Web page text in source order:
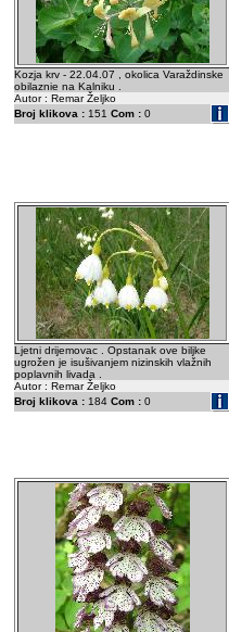
Kozja krv - 22.04.07 , okolica Varaždinske
obilaznie na Kalniku .
Autor : Remar Željko
Broj klikova : 151 Com : 0
Ljetni drijemovac . Opstanak ove biljke
ugrožen je isušivanjem nizinskih vlažnih
poplavnih livada .
Autor : Remar Željko
Broj klikova : 184 Com : 0